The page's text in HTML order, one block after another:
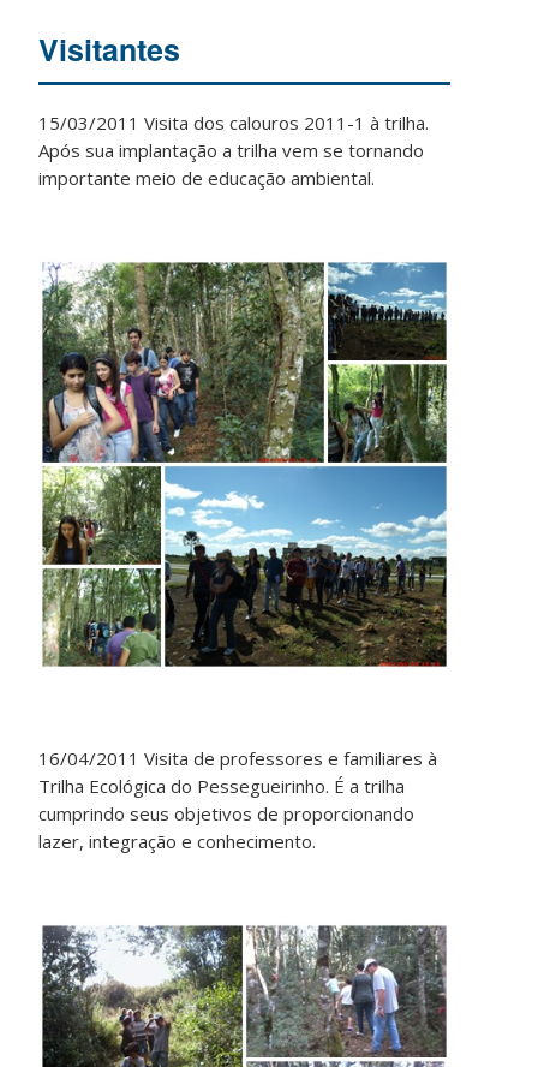
Visitantes
15/03/2011 Visita dos calouros 2011-1 à trilha.
Após sua implantação a trilha vem se tornando
importante meio de educação ambiental.
16/04/2011 Visita de professores e familiares à
Trilha Ecológica do Pessegueirinho. É a trilha
cumprindo seus objetivos de proporcionando
lazer, integração e conhecimento.